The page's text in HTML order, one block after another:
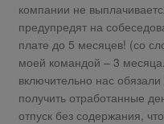
компании не
предупредят на
плате до 5 месяцев! (со
моей командой – 3
включительно нас
получить отработанные
отпуск без содержания,